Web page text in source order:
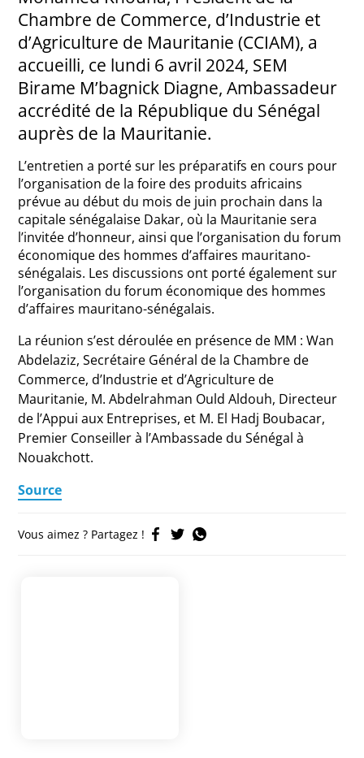
Chambre de Commerce, d’Industrie et
d’Agriculture de Mauritanie (CCIAM), a
accueilli, ce lundi 6 avril 2024, SEM
Birame M’bagnick Diagne, Ambassadeur
accrédité de la République du Sénégal
auprès de la Mauritanie.
L’entretien a porté sur les préparatifs en cours pour
l’organisation de la foire des produits africains
prévue au début du mois de juin prochain dans la
capitale sénégalaise Dakar, où la Mauritanie sera
l’invitée d’honneur, ainsi que l’organisation du forum
économique des hommes d’affaires mauritano-
sénégalais. Les discussions ont porté également sur
l’organisation du forum économique des hommes
d’affaires mauritano-sénégalais.
La réunion s’est déroulée en présence de MM : Wan
Abdelaziz, Secrétaire Général de la Chambre de
Commerce, d’Industrie et d’Agriculture de
Mauritanie, M. Abdelrahman Ould Aldouh, Directeur
de l’Appui aux Entreprises, et M. El Hadj Boubacar,
Premier Conseiller à l’Ambassade du Sénégal à
Nouakchott.
Source
Vous aimez ? Partagez !